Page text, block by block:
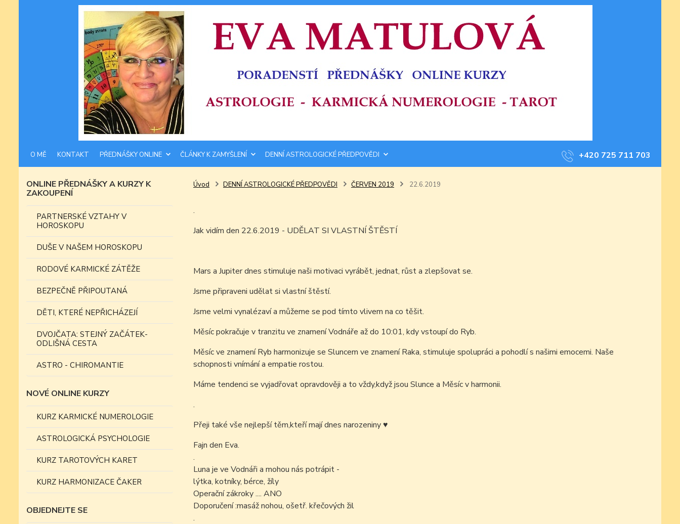
O MĚ KONTAKT PŘEDNÁŠKY ONLINE ČLÁNKY K ZAMYŠLENÍ DENNÍ ASTROLOGICKÉ PŘEDPOVĚDI +420 725 711 703
ONLINE PŘEDNÁŠKY A KURZY K
ZAKOUPENÍ
PARTNERSKÉ VZTAHY V
HOROSKOPU
DUŠE V NAŠEM HOROSKOPU
RODOVÉ KARMICKÉ ZÁTĚŽE
BEZPEČNĚ PŘIPOUTANÁ
DĚTI, KTERÉ NEPŘICHÁZEJÍ
DVOJČATA: STEJNÝ ZAČÁTEK-
ODLIŠNÁ CESTA
ASTRO - CHIROMANTIE
NOVÉ ONLINE KURZY
KURZ KARMICKÉ NUMEROLOGIE
ASTROLOGICKÁ PSYCHOLOGIE
KURZ TAROTOVÝCH KARET
KURZ HARMONIZACE ČAKER
OBJEDNEJTE SE
Úvod DENNÍ ASTROLOGICKÉ PŘEDPOVĚDI ČERVEN 2019 22.6.2019
.
Jak vidím den 22.6.2019 - UDĚLAT SI VLASTNÍ ŠTĚSTÍ
Mars a Jupiter dnes stimuluje naši motivaci vyrábět, jednat, růst a zlepšovat se.
Jsme připraveni udělat si vlastní štěstí.
Jsme velmi vynalézaví a můžeme se pod tímto vlivem na co těšit.
Měsíc pokračuje v tranzitu ve znamení Vodnáře až do 10:01, kdy vstoupí do Ryb.
Měsíc ve znamení Ryb harmonizuje se Sluncem ve znamení Raka, stimuluje spolupráci a pohodlí s našimi emocemi. Naše
schopnosti vnímání a empatie rostou.
Máme tendenci se vyjadřovat opravdověji a to vždy,když jsou Slunce a Měsíc v harmonii.
.
Přeji také vše nejlepší těm,kteří mají dnes narozeniny♥
Fajn den Eva.
.
Luna je ve Vodnáři a mohou nás potrápit -
lýtka, kotníky, bérce, žíly
Operační zákroky .... ANO
Doporučení :masáž nohou, ošetř. křečových žil
.